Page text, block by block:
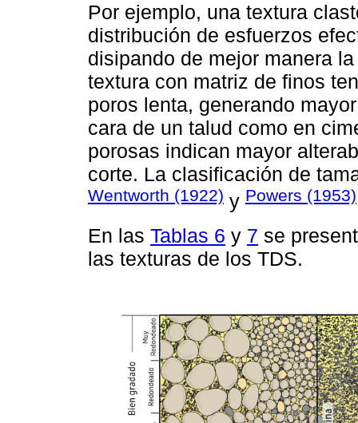
Por ejemplo, una textura
distribución de esfuerzos
disipando de mejor manera
textura con matriz de finos
poros lenta, generando
cara de un talud como en
porosas indican mayor
corte. La clasificación de
Wentworth (1922) y Powers (1953)
En las Tablas 6 y 7 se
las texturas de los TDS.